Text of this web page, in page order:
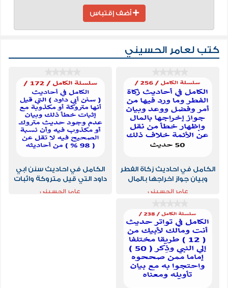
أضف إقتباس
كتب لعامر الحسيني
الكامل في احاديث زكاة الفطر
وبيان جواز اخراجها بالمال
وخطا من نقل عن الائمة خلاف
ذلك
عامر الحسيني
الكامل في احاديث سنن ابي
داود التي قيل متروكة واثبات
خطا ذلك
عامر الحسيني